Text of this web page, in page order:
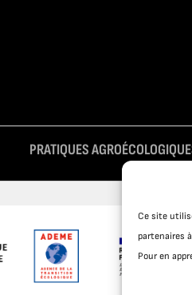
Ce site
partenaires
Pour en
PRATIQUES